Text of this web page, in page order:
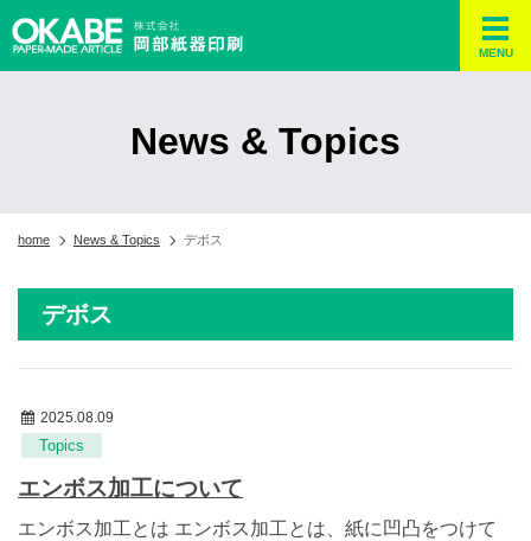
MENU
News & Topics
home News & Topics デボス
デボス
2025.08.09
Topics
エンボス加工について
エンボス加工とは エンボス加工とは、紙に凹凸をつけて